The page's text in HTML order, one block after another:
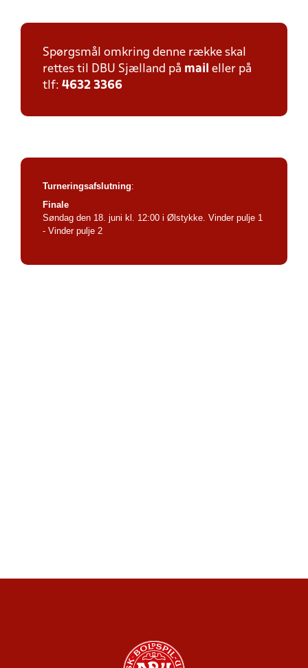
Spørgsmål omkring denne række skal
rettes til DBU Sjælland på mail eller på
tlf: 4632 3366
Turneringsafslutning:
Finale
Søndag den 18. juni kl. 12:00 i Ølstykke. Vinder pulje 1
- Vinder pulje 2